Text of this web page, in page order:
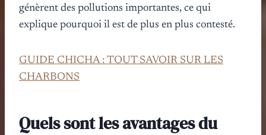
génèrent des pollutions importantes, ce qui
explique pourquoi il est de plus en plus contesté.
GUIDE CHICHA : TOUT SAVOIR SUR LES
CHARBONS
Quels sont les avantages du